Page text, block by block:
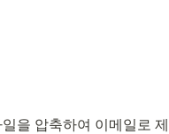
일을 압축하여 이메일로 제